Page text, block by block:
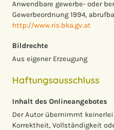
Anwendbare gewerbe- oder
Gewerbeordnung 1994,
http://www.ris.bka.gv.at
Bildrechte
Aus eigener Erzeugung
Haftungsausschluss
Inhalt des Onlineangebotes
Der Autor übernimmt
Korrektheit, Vollständigkeit